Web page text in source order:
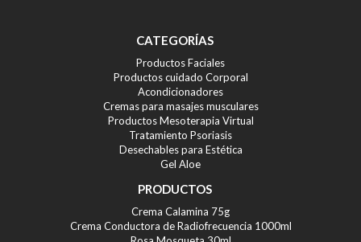
CATEGORÍAS
Productos Faciales
Productos cuidado Corporal
Acondicionadores
Cremas para masajes musculares
Productos Mesoterapia Virtual
Tratamiento Psoriasis
Desechables para Estética
Gel Aloe
PRODUCTOS
Crema Calamina 75g
Crema Conductora de Radiofrecuencia 1000ml